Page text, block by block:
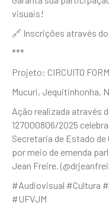
visuais!
🔗 Inscrições através
***
Projeto: CIRCUITO
Mucuri, Jequitinhonha,
Ação realizada através
127000806/2025
Secretaria de Estado de
por meio de emenda
Jean Freire.
#Audiovisual #Cultura
#UFVJM